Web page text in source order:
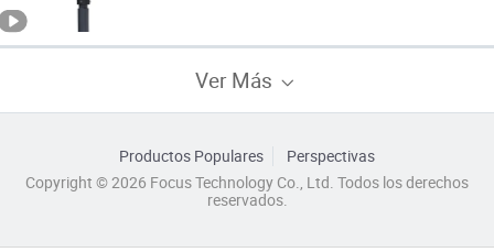
Ver Más
Productos Populares
Perspectivas
Copyright © 2026 Focus Technology Co., Ltd. Todos los derechos
reservados.